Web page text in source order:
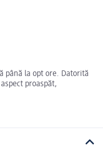
până la opt ore. Datorită
proaspăt,